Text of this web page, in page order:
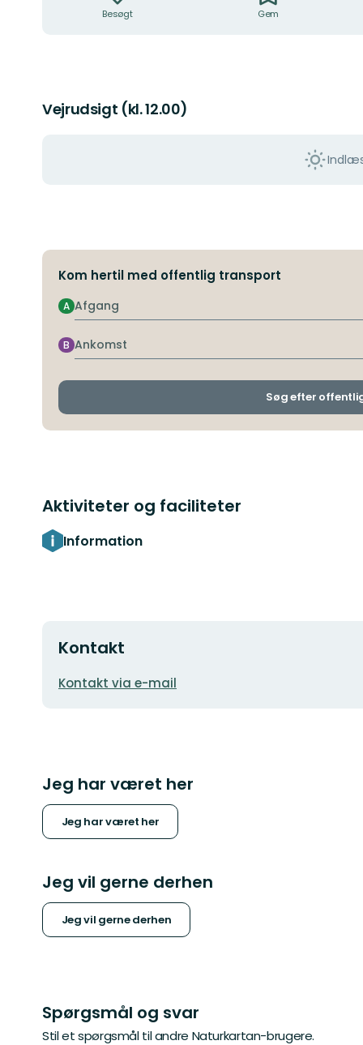
Besøgt Gem
Vejrudsigt (kl. 12.00)
Kom hertil med offentlig transport
Afgang
A
Ankomst
B
Søg efter
Aktiviteter og faciliteter
Information
Kontakt
E-
Kontakt via e-mail
Jeg har været her
Jeg har været her
Jeg vil gerne derhen
Jeg vil gerne derhen
Spørgsmål og svar
Stil et spørgsmål til andre Naturkartan-brugere.